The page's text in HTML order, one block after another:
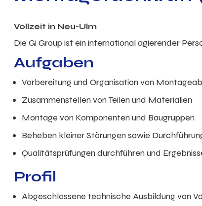
Vollzeit in Neu-Ulm
Die Gi Group ist ein international agierender
Aufgaben
Vorbereitung und Organisation von
Zusammenstellen von Teilen und Materialien
Montage von Komponenten und Baugruppen
Beheben kleiner Störungen sowie
Qualitätsprüfungen durchführen und
Profil
Abgeschlossene technische Ausbildung von